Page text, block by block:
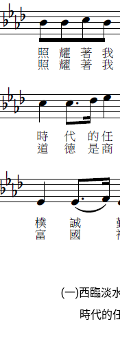
(一)西臨淡
時代的